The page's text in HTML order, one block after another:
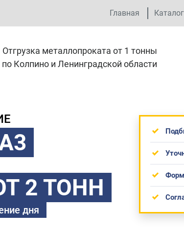
Главная Каталог
Отгрузка металлопроката от 1 тонны
по Колпино и Ленинградской области
2 ТОНН
дня